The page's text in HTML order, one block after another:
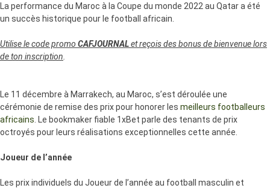
La performance du Maroc à la Coupe du monde 2022 au Qatar a été
un succès historique pour le football africain.
Utilise le code promo CAFJOURNALet reçois des bonus de bienvenue lors
de ton inscription
Le 11 décembre à Marrakech, au Maroc, s’est déroulée une
cérémonie de remise des prix pour honorer les meilleurs footballeurs
africains . Le bookmaker fiable 1xBet parle des tenants de prix
octroyés pour leurs réalisations exceptionnelles cette année.
Joueur de l’année
Les prix individuels du Joueur de l’année au football masculin et